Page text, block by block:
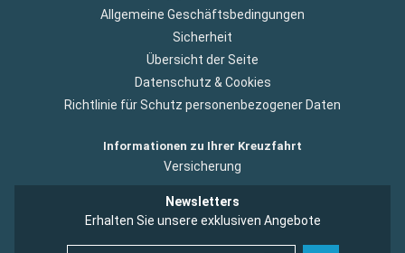
Allgemeine Geschäftsbedingungen
Sicherheit
Übersicht der Seite
Datenschutz & Cookies
Richtlinie für Schutz personenbezogener Daten
Informationen zu Ihrer Kreuzfahrt
Versicherung
Newsletters
Erhalten Sie unsere exklusiven Angebote